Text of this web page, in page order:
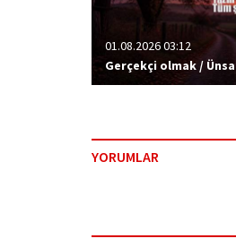
01.08.2026 03:12
Gerçekçi olmak /
YORUMLAR